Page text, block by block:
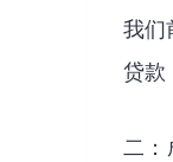
我们
贷款
二：